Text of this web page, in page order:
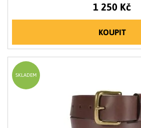
1 250 Kč
KOUPIT
SKLADEM